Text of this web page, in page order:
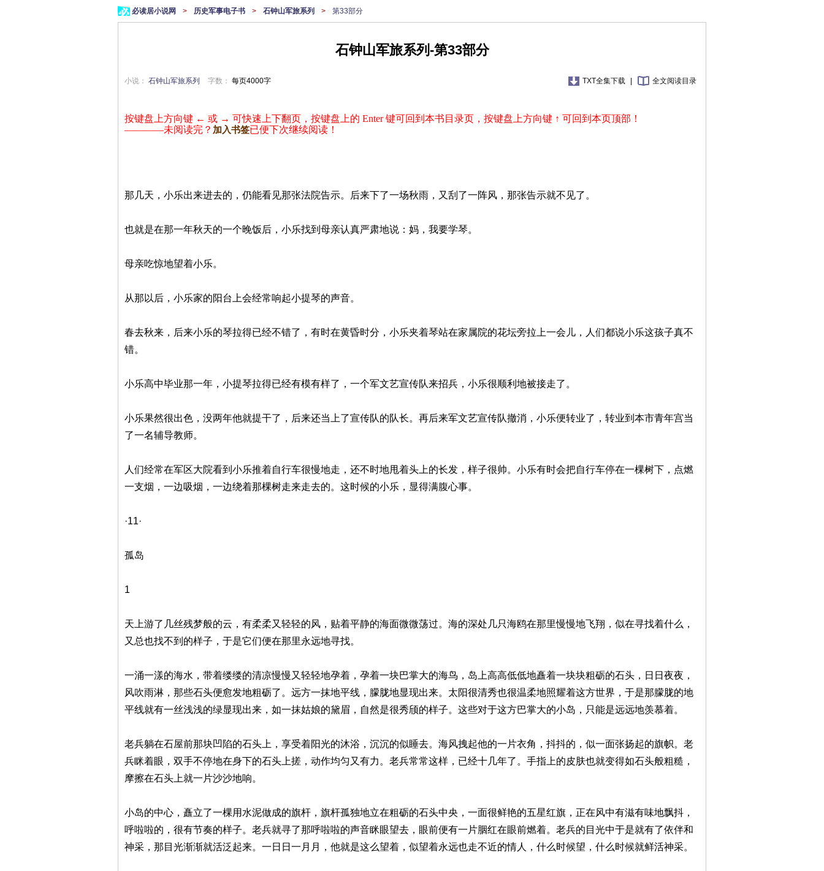
必读居小说网 > 历史军事电子书 > 石钟山军旅系列 > 第33部分
石钟山军旅系列-第33部分
小说： 石钟山军旅系列 字数： 每页4000字 TXT全集下载 全文阅读目录
按键盘上方向键 ← 或 → 可快速上下翻页，按键盘上的 Enter 键可回到本书目录页，按键盘上方向键 ↑ 可回到本页顶部！
————未阅读完？ 加入书签已便下次继续阅读！
那几天，小乐出来进去的，仍能看见那张法院告示。后来下了一场秋雨，又刮了一阵风，那张告示就不见了。
也就是在那一年秋天的一个晚饭后，小乐找到母亲认真严肃地说：妈，我要学琴。
母亲吃惊地望着小乐。
从那以后，小乐家的阳台上会经常响起小提琴的声音。
春去秋来，后来小乐的琴拉得已经不错了，有时在黄昏时分，小乐夹着琴站在家属院的花坛旁拉上一会儿，人们都说小乐这孩子真不
错。
小乐高中毕业那一年，小提琴拉得已经有模有样了，一个军文艺宣传队来招兵，小乐很顺利地被接走了。
小乐果然很出色，没两年他就提干了，后来还当上了宣传队的队长。再后来军文艺宣传队撤消，小乐便转业了，转业到本市青年宫当
了一名辅导教师。
人们经常在军区大院看到小乐推着自行车很慢地走，还不时地甩着头上的长发，样子很帅。小乐有时会把自行车停在一棵树下，点燃
一支烟，一边吸烟，一边绕着那棵树走来走去的。这时候的小乐，显得满腹心事。
·11·
孤岛
1
天上游了几丝残梦般的云，有柔柔又轻轻的风，贴着平静的海面微微荡过。海的深处几只海鸥在那里慢慢地飞翔，似在寻找着什么，
又总也找不到的样子，于是它们便在那里永远地寻找。
一涌一漾的海水，带着缕缕的清凉慢慢又轻轻地孕着，孕着一块巴掌大的海鸟，岛上高高低低地矗着一块块粗砺的石头，日日夜夜，
风吹雨淋，那些石头便愈发地粗砺了。远方一抹地平线，朦胧地显现出来。太阳很清秀也很温柔地照耀着这方世界，于是那朦胧的地
平线就有一丝浅浅的绿显现出来，如一抹姑娘的黛眉，自然是很秀颀的样子。这些对于这方巴掌大的小岛，只能是远远地羡慕着。
老兵躺在石屋前那块凹陷的石头上，享受着阳光的沐浴，沉沉的似睡去。海风拽起他的一片衣角，抖抖的，似一面张扬起的旗帜。老
兵眯着眼，双手不停地在身下的石头上搓，动作均匀又有力。老兵常常这样，已经十几年了。手指上的皮肤也就变得如石头般粗糙，
摩擦在石头上就一片沙沙地响。
小岛的中心，矗立了一棵用水泥做成的旗杆，旗杆孤独地立在粗砺的石头中央，一面很鲜艳的五星红旗，正在风中有滋有味地飘抖，
呼啦啦的，很有节奏的样子。老兵就寻了那呼啦啦的声音眯眼望去，眼前便有一片胭红在眼前燃着。老兵的目光中于是就有了依伴和
神采，那目光渐渐就活泛起来。一日日一月月，他就是这么望着，似望着永远也走不近的情人，什么时候望，什么时候就鲜活神采。